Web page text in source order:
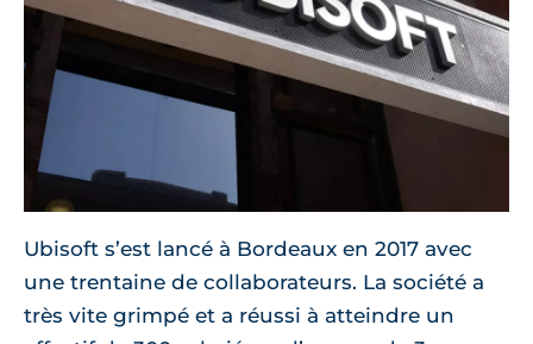
Ubisoft s’est lancé à Bordeaux en 2017 avec
une trentaine de collaborateurs. La société a
très vite grimpé et a réussi à atteindre un